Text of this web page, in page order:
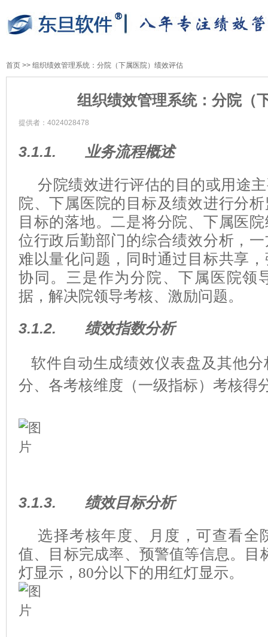
首页 >> 组织绩效管理系统：分院（下属医院）绩效评估
组织绩效管理系统：分院（
提供者：4024028478
3.1.1. 业务流程概述
分院绩效进行评估的目的或用途
院、下属医院的目标及绩效进行分
目标的落地。二是将分院、下属医
位行政后勤部门的综合绩效分析，
难以量化问题，同时通过目标共享
协同。三是作为分院、下属医院领
据，解决院领导考核、激励问题。
3.1.2. 绩效指数分析
软件自动生成绩效仪表盘及其他
分、各考核维度（一级指标）考核得
3.1.3. 绩效目标分析
选择考核年度、月度，可查看全
值、目标完成率、预警值等信息。目
灯显示，80分以下的用红灯显示。